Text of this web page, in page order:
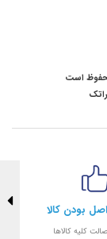
است
بودن کالا
کلیه کالاها